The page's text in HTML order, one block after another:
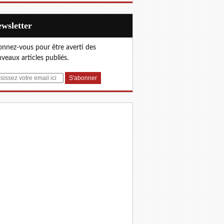
vous pour être averti des
articles publiés.